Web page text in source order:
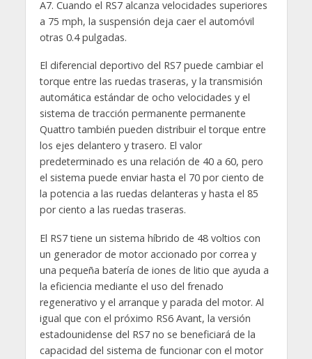
A7. Cuando el RS7 alcanza velocidades superiores
a 75 mph, la suspensión deja caer el automóvil
otras 0.4 pulgadas.
El diferencial deportivo del RS7 puede cambiar el
torque entre las ruedas traseras, y la transmisión
automática estándar de ocho velocidades y el
sistema de tracción permanente permanente
Quattro también pueden distribuir el torque entre
los ejes delantero y trasero. El valor
predeterminado es una relación de 40 a 60, pero
el sistema puede enviar hasta el 70 por ciento de
la potencia a las ruedas delanteras y hasta el 85
por ciento a las ruedas traseras.
El RS7 tiene un sistema híbrido de 48 voltios con
un generador de motor accionado por correa y
una pequeña batería de iones de litio que ayuda a
la eficiencia mediante el uso del frenado
regenerativo y el arranque y parada del motor. Al
igual que con el próximo RS6 Avant, la versión
estadounidense del RS7 no se beneficiará de la
capacidad del sistema de funcionar con el motor